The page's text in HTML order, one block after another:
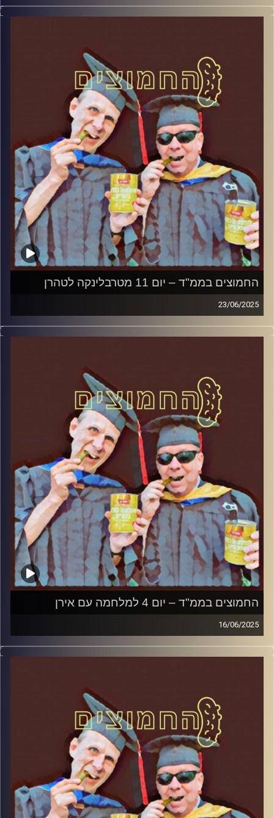
המערכת הפוליטית על ספת הפסיכולוג, עם פרופסור בועז בן-
דוד ופרופסור גלעד הירשברגר
קרדיט תמונות:AudioVersity
החמוצים בממ"ד – יום 11 מטרבלינקה לטהרן
23/06/2025
המערכת הפוליטית על ספת הפסיכולוג, עם פרופסור בועז בן-
דוד ופרופסור גלעד הירשברגר
קרדיט תמונות:AudioVersity
החמוצים בממ"ד – יום 4 למלחמה עם אירן
16/06/2025
המערכת הפוליטית על ספת הפסיכולוג, עם פרופסור בועז בן-
דוד ופרופסור גלעד הירשברגר
קרדיט תמונות:AudioVersity